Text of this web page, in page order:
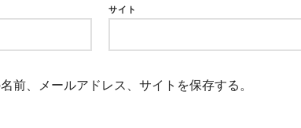
サイト
前、メールアドレス、サイトを保存する。